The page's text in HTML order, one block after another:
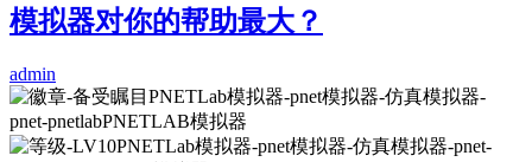
模拟器对你的帮助最大？
admin